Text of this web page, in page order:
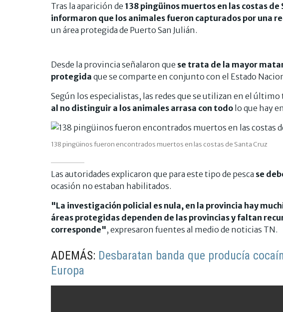
Tras la aparición de 138 pingüinos muertos en las costas de
informaron que los animales fueron capturados por una
un área protegida de Puerto San Julián.
Desde la provincia señalaron que se trata de la mayor
protegida que se comparte en conjunto con el Estado
Según los especialistas, las redes que se utilizan en el
al no distinguir a los animales arrasa con todo lo que hay
138 pingüinos fueron encontrados muertos en las costas de Santa Cruz
Las autoridades explicaron que para este tipo de pesca se
ocasión no estaban habilitados.
"La investigación policial es nula, en la provincia hay
áreas protegidas dependen de las provincias y faltan
corresponde", expresaron fuentes al medio de noticias TN.
ADEMÁS: Desbaratan banda que producía
Europa